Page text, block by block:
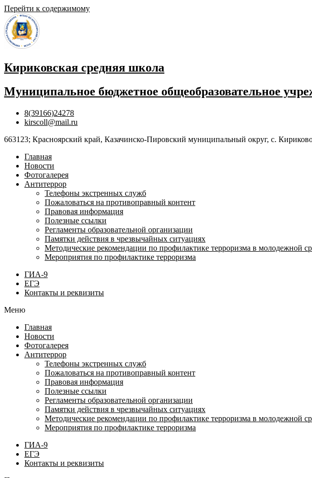
Перейти к содержимому
Кириковская средняя школа
Муниципальное бюджетное общеобразовательное
8(39166)24278
kirscoll@mail.ru
663123; Красноярский край, Казачинско-Пировский муниципальный округ, с.
Главная
Новости
Фотогалерея
Антитеррор
Телефоны экстренных служб
Пожаловаться на противоправный контент
Правовая информация
Полезные ссылки
Регламенты образовательной организации
Памятки действия в чрезвычайных ситуациях
Методические рекомендации по профилактике терроризма в молодежной
Мероприятия по профилактике терроризма
ГИА-9
ЕГЭ
Контакты и реквизиты
Меню
Главная
Новости
Фотогалерея
Антитеррор
Телефоны экстренных служб
Пожаловаться на противоправный контент
Правовая информация
Полезные ссылки
Регламенты образовательной организации
Памятки действия в чрезвычайных ситуациях
Методические рекомендации по профилактике терроризма в молодежной
Мероприятия по профилактике терроризма
ГИА-9
ЕГЭ
Контакты и реквизиты